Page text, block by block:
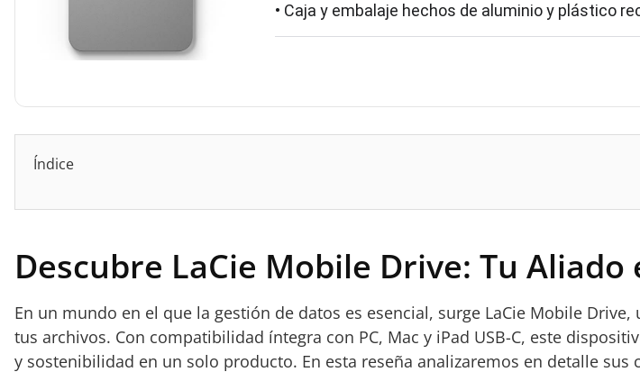
• Caja y embalaje hechos de aluminio y plástico
Índice
Descubre LaCie Mobile Drive: Tu
En un mundo en el que la gestión de datos es esencial, surge LaCie Mobile
tus archivos. Con compatibilidad íntegra con PC, Mac y iPad USB-C, este
y sostenibilidad en un solo producto. En esta reseña analizaremos en detalle